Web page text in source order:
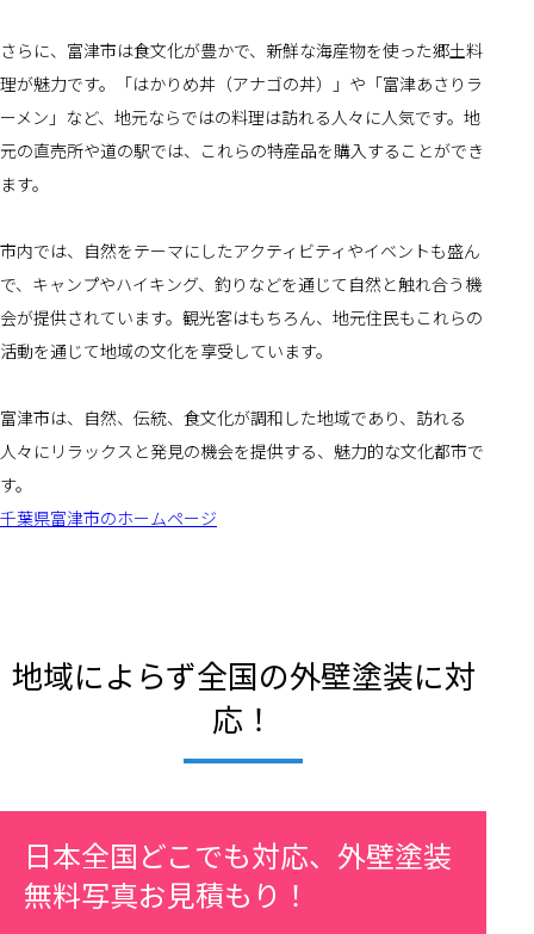
さらに、富津市は食文化が豊かで、新鮮な海産物を使った郷土料
理が魅力です。「はかりめ丼（アナゴの丼）」や「富津あさりラ
ーメン」など、地元ならではの料理は訪れる人々に人気です。地
元の直売所や道の駅では、これらの特産品を購入することができ
ます。
市内では、自然をテーマにしたアクティビティやイベントも盛ん
で、キャンプやハイキング、釣りなどを通じて自然と触れ合う機
会が提供されています。観光客はもちろん、地元住民もこれらの
活動を通じて地域の文化を享受しています。
富津市は、自然、伝統、食文化が調和した地域であり、訪れる
人々にリラックスと発見の機会を提供する、魅力的な文化都市で
す。
千葉県富津市のホームページ
地域によらず全国の外壁塗装に対
応！
日本全国どこでも対応、外壁塗装
無料写真お見積もり！